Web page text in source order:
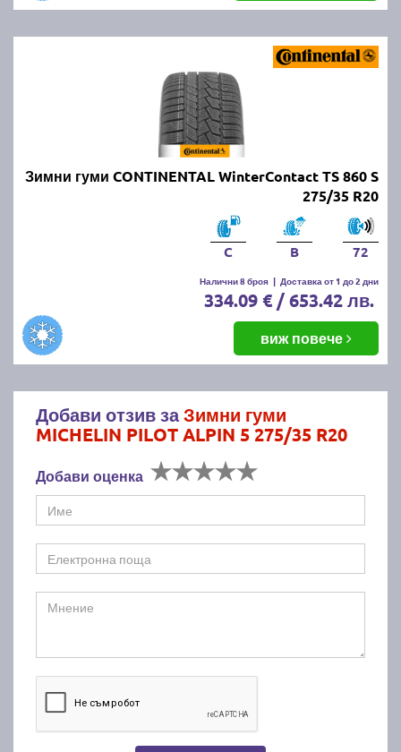
Зимни гуми CONTINENTAL WinterContact TS 860 S
275/35 R20
C B 72
Налични 8 броя | Доставка от 1 до 2 дни
334.09 € / 653.42 лв.
виж повече
Добави отзив заЗимни гуми
MICHELIN PILOT ALPIN 5 275/35 R20
Добави оценка